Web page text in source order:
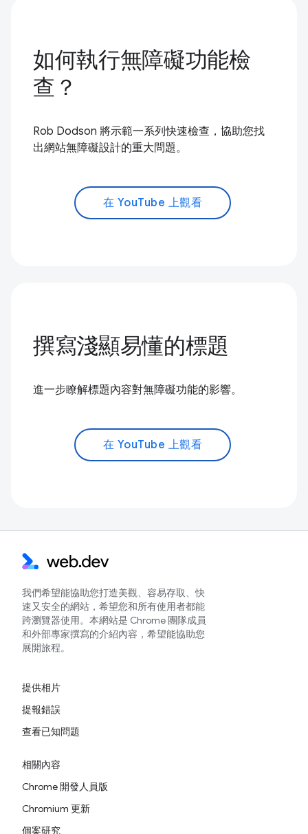
如何執行無障礙功能檢
查？
Rob Dodson 將示範一系列快速檢查，協助您找
出網站無障礙設計的重大問題。
在 YouTube 上觀看
撰寫淺顯易懂的標題
進一步瞭解標題內容對無障礙功能的影響。
在 YouTube 上觀看
我們希望能協助您打造美觀、容易存取、快
速又安全的網站，希望您和所有使用者都能
跨瀏覽器使用。本網站是 Chrome 團隊成員
和外部專家撰寫的介紹內容，希望能協助您
展開旅程。
提供相片
提報錯誤
查看已知問題
相關內容
Chrome 開發人員版
Chromium 更新
個案研究